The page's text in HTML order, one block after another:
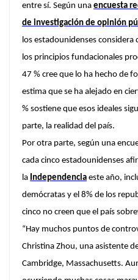
entre sí. Según una encuesta
de investigación de opinión
los estadounidenses considera
los principios fundacionales
47 % cree que lo ha hecho de
estima que se ha alejado en
% sostiene que esos ideales
parte, la realidad del país.
Por otra parte, según una
cada cinco estadounidenses
la Independencia este año,
demócratas y el 8% de los
cinco no creen que el país
“Hay muchos puntos de
Christina Zhou, una asistente
Cambridge, Massachusetts.